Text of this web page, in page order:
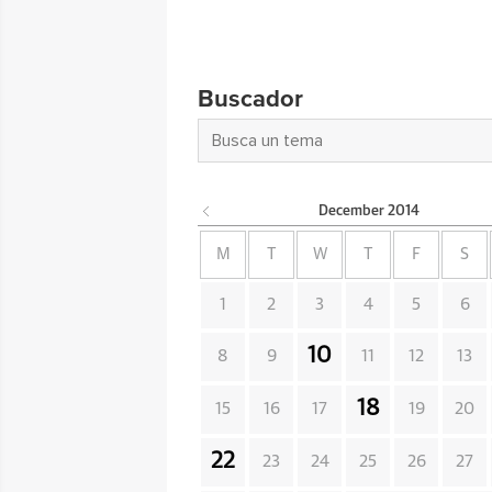
Buscador
December 2014
M W F S
1 2 3 4 5 6
8 9 10 11 12 13
15 16 17 18 19 20
22 23 24 25 26 27